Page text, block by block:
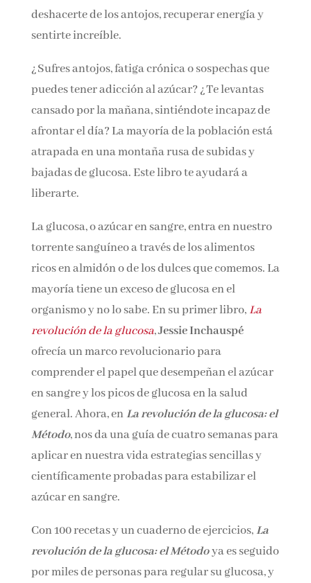
deshacerte de los antojos, recuperar energía y
sentirte increíble.
¿Sufres antojos, fatiga crónica o sospechas que
puedes tener adicción al azúcar? ¿Te levantas
cansado por la mañana, sintiéndote incapaz de
afrontar el día? La mayoría de la población
está atrapada en una montaña rusa de subidas
y bajadas de glucosa. Este libro te ayudará a
liberarte.
La glucosa, o azúcar en sangre, entra en
nuestro torrente sanguíneo a través de los
alimentos ricos en almidón o de los dulces que
comemos. La mayoría tiene un exceso de
glucosa en el organismo y no lo sabe. En su
primer libro,La revolución de la glucosa,Jessie
Inchauspéofrecía un marco revolucionario
para comprender el papel que desempeñan el
azúcar en sangre y los picos de glucosa en la
salud general. Ahora, enLa revolución de la
glucosa: el Método, nos da una guía de cuatro
semanas para aplicar en nuestra vida
estrategias sencillas y científicamente
probadas para estabilizar el azúcar en sangre.
Con 100 recetas y un cuaderno de ejercicios, La
revolución de la glucosa: el Métodoya es
seguido por miles de personas para regular su
Email*
Por favor, acepta los
términos y condiciones
de privacidad